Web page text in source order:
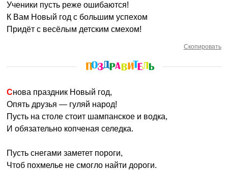
Ученики пусть реже ошибаются!
К Вам Новый год с большим успехом
Придёт с весёлым детским смехом!
Скопировать
Снова праздник Новый год,
Опять друзья — гуляй народ!
Пусть на столе стоит шампанское и водка,
И обязательно копченая селедка.
Пусть снегами заметет пороги,
Чтоб похмелье не смогло найти дороги.